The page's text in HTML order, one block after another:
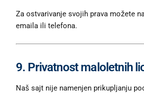
Za ostvarivanje svojih prava možete
emaila ili telefona.
9. Privatnost maloletnih
Naš sajt nije namenjen prikupljanju